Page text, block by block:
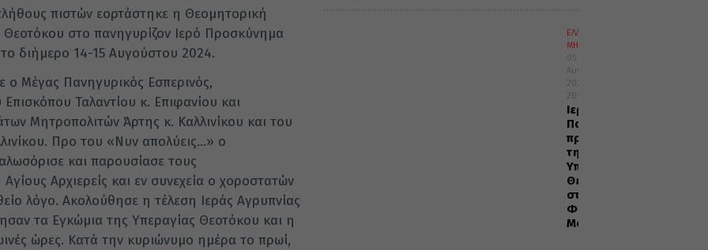
πιστών εορτάστηκε η Θεομητορική
στο πανηγυρίζον Ιερό Προσκύνημα
διήμερο 14-15 Αυγούστου 2024.
ο Μέγας Πανηγυρικός Εσπερινός,
Ταλαντίου κ. Επιφανίου και
Μητροπολιτών Άρτης κ. Καλλινίκου και του
Προ του «Νυν απολύεις…» ο
και παρουσίασε τους
Αρχιερείς και εν συνεχεία ο χοροστατών
λόγο. Ακολούθησε η τέλεση Ιεράς Αγρυπνίας
τα Εγκώμια της Υπεραγίας Θεοτόκου και η
ώρες. Κατά την κυριώνυμο ημέρα το πρωί,
ΕΛΛΑΔΑ
ΜΗΤΡΟΠΟΛΕΙΣ
05
Αυγούστου
2026
20:29
Ιερά
Παράκληση
προς
την
Υπεραγία
Θεοτόκο
στα
Φαβριανά
Μονοφατσίου